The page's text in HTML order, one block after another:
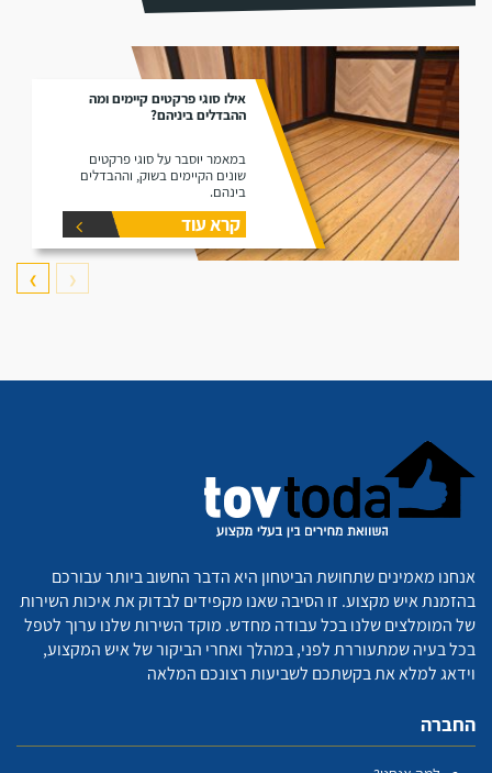
אילו סוגי פרקטים קיימים ומה
ההבדלים ביניהם?
במאמר יוסבר על סוגי פרקטים
שונים הקיימים בשוק, וההבדלים
בינהם.
קרא עוד
❮
❯
אנחנו מאמינים שתחושת הביטחון היא הדבר החשוב ביותר עבורכם
בהזמנת איש מקצוע. זו הסיבה שאנו מקפידים לבדוק את איכות השירות
של המומלצים שלנו בכל עבודה מחדש. מוקד השירות שלנו ערוך לטפל
בכל בעיה שמתעוררת לפני, במהלך ואחרי הביקור של איש המקצוע,
וידאג למלא את בקשתכם לשביעות רצונכם המלאה
החברה